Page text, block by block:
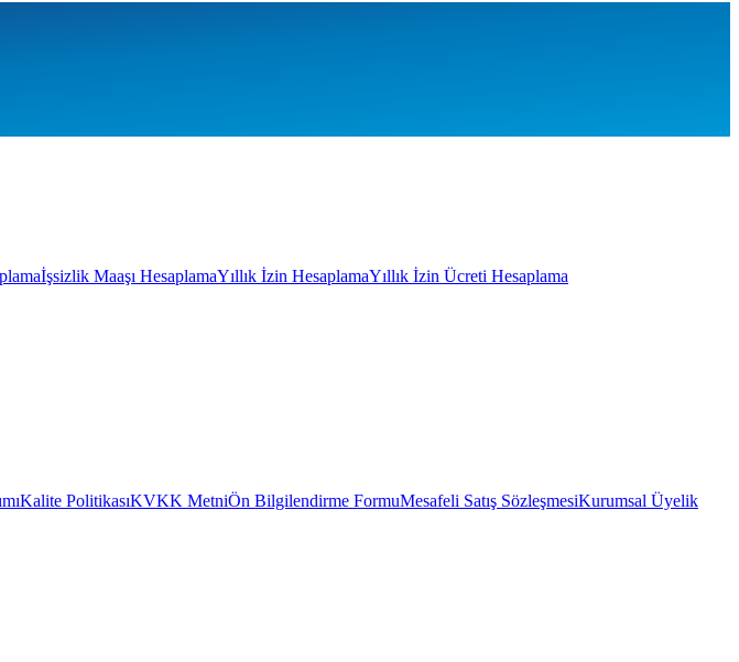
İşsizlik Maaşı HesaplamaYıllık İzin HesaplamaYıllık İzin Ücreti Hesaplama
Kalite PolitikasıKVKK MetniÖn Bilgilendirme FormuMesafeli Satış SözleşmesiKurumsal Üyelik